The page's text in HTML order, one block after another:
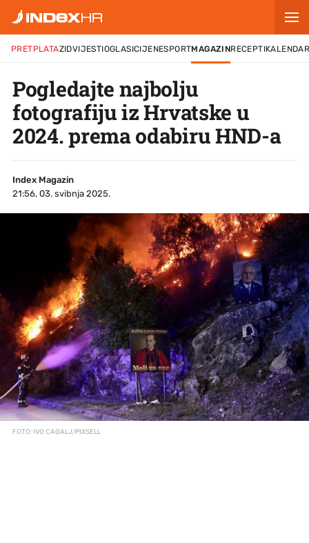
PRETPLATAZIDVIJESTIOGLASICIJENESPORTMAGAZINRECEPTI
Pogledajte najbolju
fotografiju iz Hrvatske u
2024. prema odabiru HND-a
Index Magazin
21:56, 03. svibnja 2025.
FOTO: IVO CAGALJ/PIXSELL